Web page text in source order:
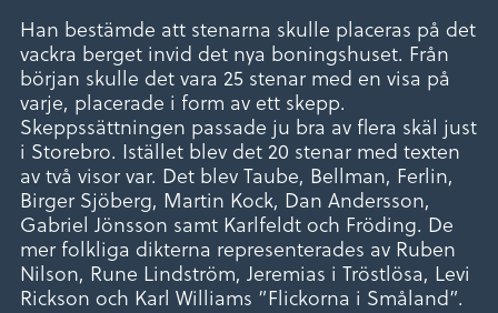
Han bestämde att stenarna skulle placeras på det
vackra berget invid det nya boningshuset. Från
början skulle det vara 25 stenar med en visa på
varje, placerade i form av ett skepp.
Skeppssättningen passade ju bra av flera skäl just
i Storebro. Istället blev det 20 stenar med texten
av två visor var. Det blev Taube, Bellman, Ferlin,
Birger Sjöberg, Martin Kock, Dan Andersson,
Gabriel Jönsson samt Karlfeldt och Fröding. De
mer folkliga dikterna representerades av Ruben
Nilson, Rune Lindström, Jeremias i Tröstlösa, Levi
Rickson och Karl Williams ”Flickorna i Småland”.